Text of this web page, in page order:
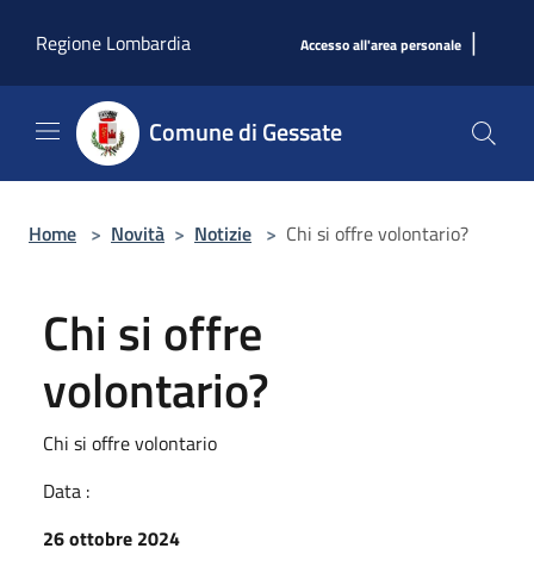
Regione Lombardia
Accesso all'area personale |
Comune di Gessate
Home > Novità > Notizie > Chi si offre volontario?
Chi si offre
volontario?
Chi si offre volontario
Data :
26 ottobre 2024